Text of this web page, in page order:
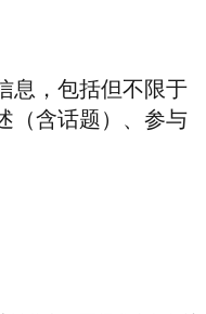
息，包括但不限于
（含话题）、参与